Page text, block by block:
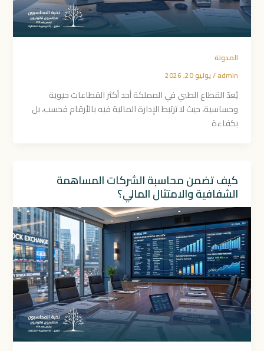
المدونة
admin
/يوليو 20, 2026
يُعدّ القطاع الطبي في المملكة أحد أكثر القطاعات حيوية
وحساسية، حيث لا ترتبط الإدارة المالية فيه بالأرقام فحسب، بل
بكفاءة
كيف تضمن محاسبة الشركات المساهمة
الشفافية والامتثال المالي؟